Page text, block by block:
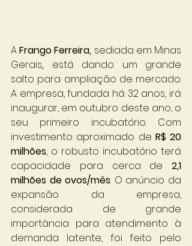
A Frango Ferreira, sediada em Minas
Gerais, está dando um grande
salto para ampliação de mercado.
A empresa, fundada há 32 anos, irá
inaugurar, em outubro deste ano, o
seu primeiro incubatório. Com
investimento aproximado de R$ 20
milhões, o robusto incubatório terá
capacidade para cerca de 2,1
milhões de ovos/mês. O anúncio da
expansão da empresa,
considerada de grande
importância para atendimento à
demanda latente, foi feito pelo